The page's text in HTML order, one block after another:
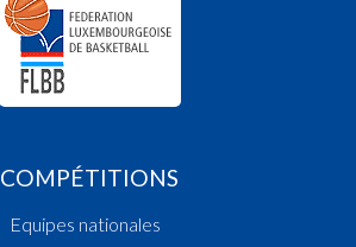
COMPÉTITIONS
Equipes nationales